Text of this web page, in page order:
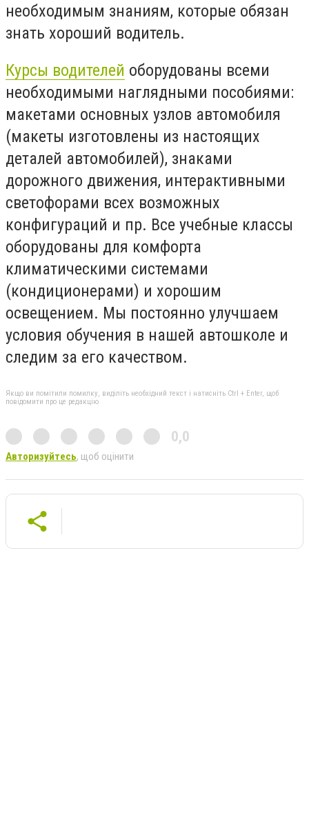
необходимым знаниям, которые обязан
знать хороший водитель.
Курсы водителей оборудованы всеми
необходимыми наглядными пособиями:
макетами основных узлов автомобиля
(макеты изготовлены из настоящих
деталей автомобилей), знаками
дорожного движения, интерактивными
светофорами всех возможных
конфигураций и пр. Все учебные классы
оборудованы для комфорта
климатическими системами
(кондиционерами) и хорошим
освещением. Мы постоянно улучшаем
условия обучения в нашей автошколе и
следим за его качеством.
Якщо ви помітили помилку, виділіть необхідний текст і натисніть Ctrl + Enter, щоб
повідомити про це редакцію
0,0
Авторизуйтесь, щоб оцінити